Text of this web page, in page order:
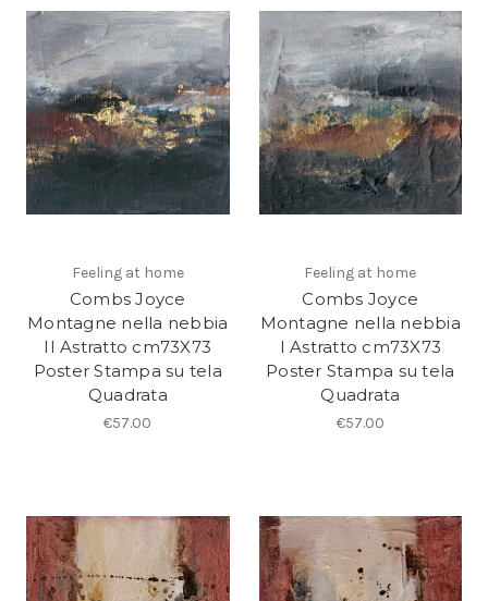
Feeling at home
Combs Joyce
Montagne nella nebbia
II Astratto cm73X73
Poster Stampa su tela
Quadrata
€57.00
Feeling at home
Combs Joyce
Montagne nella nebbia
I Astratto cm73X73
Poster Stampa su tela
Quadrata
€57.00